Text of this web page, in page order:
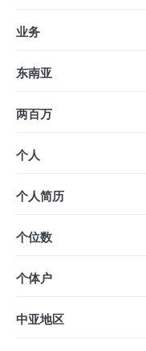
业务
东南亚
两百万
个人
个人简历
个位数
个体户
中亚地区